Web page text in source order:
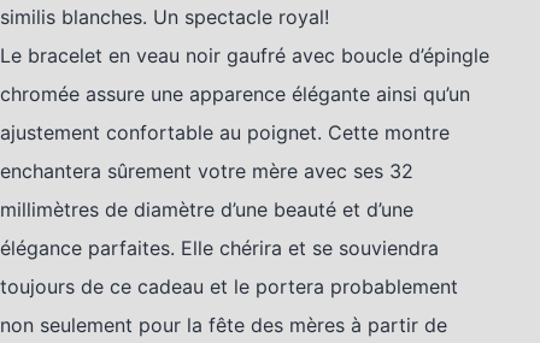
similis blanches. Un spectacle royal!
Le bracelet en veau noir gaufré avec boucle d’épingle
chromée assure une apparence élégante ainsi qu’un
ajustement confortable au poignet. Cette montre
enchantera sûrement votre mère avec ses 32
millimètres de diamètre d’une beauté et d’une
élégance parfaites. Elle chérira et se souviendra
toujours de ce cadeau et le portera probablement
non seulement pour la fête des mères à partir de